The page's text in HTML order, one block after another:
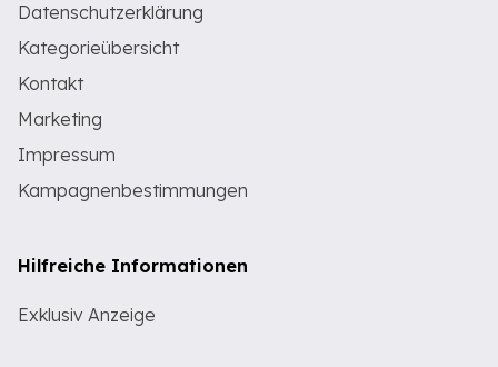
Datenschutzerklärung
Kategorieübersicht
Kontakt
Marketing
Impressum
Kampagnenbestimmungen
Hilfreiche Informationen
Exklusiv Anzeige